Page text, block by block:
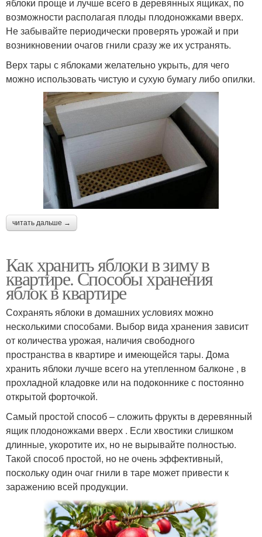
возможности располагая плоды плодоножками вверх.
Не забывайте периодически проверять урожай и при
возникновении очагов гнили сразу же их устранять.
Верх тары с яблоками желательно укрыть, для чего
можно использовать чистую и сухую бумагу либо опилки.
читать дальше →
Как хранить яблоки в зиму в
квартире. Способы хранения
яблок в квартире
Сохранять яблоки в домашних условиях можно
несколькими способами. Выбор вида хранения зависит
от количества урожая, наличия свободного
пространства в квартире и имеющейся тары. Дома
хранить яблоки лучше всего на утепленном балконе , в
прохладной кладовке или на подоконнике с постоянно
открытой форточкой.
Самый простой способ – сложить фрукты в деревянный
ящик плодоножками вверх . Если хвостики слишком
длинные, укоротите их, но не вырывайте полностью.
Такой способ простой, но не очень эффективный,
поскольку один очаг гнили в таре может привести к
заражению всей продукции.